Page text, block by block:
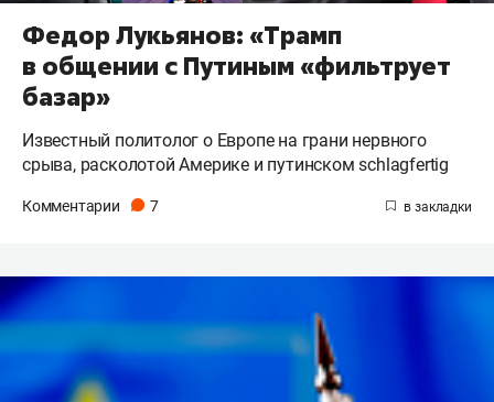
Федор Лукьянов: «Трамп
в общении с Путиным «фильтрует
базар»
Известный политолог о Европе на грани нервного
срыва, расколотой Америке и путинском schlagfertig
Комментарии 7